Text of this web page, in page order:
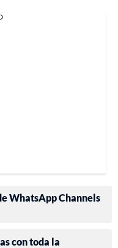
WhatsApp Channels
con toda la